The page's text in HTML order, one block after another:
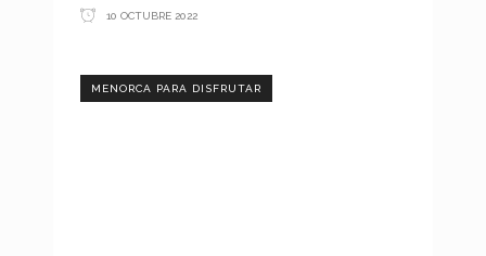
10 OCTUBRE 2022
MENORCA PARA DISFRUTAR